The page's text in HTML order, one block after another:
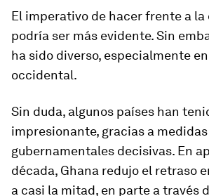
El imperativo de hacer frente a
podría ser más evidente. Sin
ha sido diverso, especialmente
occidental.
Sin duda, algunos países han
impresionante, gracias a medidas
gubernamentales decisivas. En
década, Ghana redujo el retraso
a casi la mitad, en parte a través